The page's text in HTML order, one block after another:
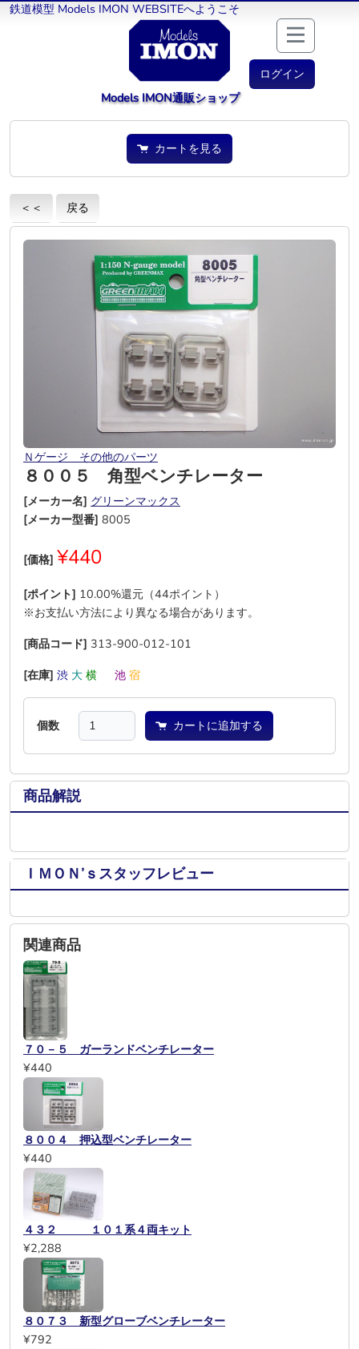
鉄道模型 Models IMON WEBSITEへようこそ
ログイン
Models IMON通販ショップ
カートを見る
＜＜ 戻る
Ｎゲージ その他のパーツ
８００５ 角型ベンチレーター
[メーカー名] グリーンマックス
[メーカー型番] 8005
[価格] ¥440
[ポイント] 10.00%還元（44ポイント）
※お支払い方法により異なる場合があります。
[商品コード] 313-900-012-101
[在庫] 渋 大 横 池 宿
個数 カートに追加する
商品解説
ＩＭＯＮ’ｓスタッフレビュー
関連商品
７０－５ ガーランドベンチレーター
¥440
８００４ 押込型ベンチレーター
¥440
４３２ １０１系４両キット
¥2,288
８０７３ 新型グローブベンチレーター
¥792